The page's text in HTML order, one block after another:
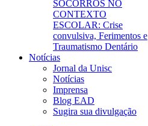
SOCORROS NO
CONTEXTO
ESCOLAR: Crise
convulsiva, Ferimentos e
Traumatismo Dentário
Notícias
Jornal da Unisc
Notícias
Imprensa
Blog EAD
Sugira sua divulgação